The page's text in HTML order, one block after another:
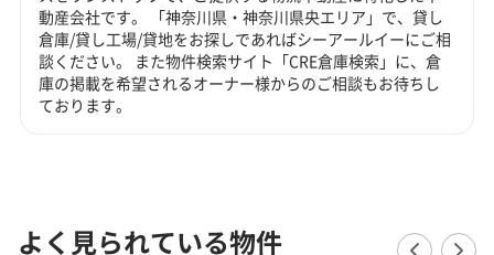
動産会社です。 「神奈川県・神奈川県央エリア」で、貸し
倉庫/貸し工場/貸地をお探しであればシーアールイーにご相
談ください。 また物件検索サイト「CRE倉庫検索」に、倉
庫の掲載を希望されるオーナー様からのご相談もお待ちし
ております。
よく見られている物件